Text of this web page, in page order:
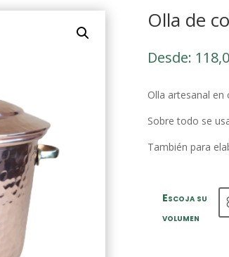
Olla de
Desde: 118,0
Olla artesanal
Sobre todo se
También para
Escoja su
volumen